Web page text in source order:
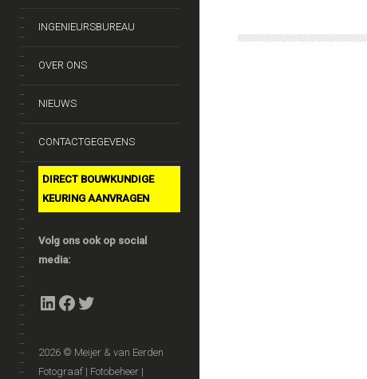
INGENIEURSBUREAU
OVER ONS
NIEUWS
CONTACTGEGEVENS
DIRECT BOUWKUNDIGE
KEURING AANVRAGEN
Volg ons ook op social
media:
LinkedIn
Facebook
2026 © Meijer & van Eerden
Fotograaf | Fotobeheer |